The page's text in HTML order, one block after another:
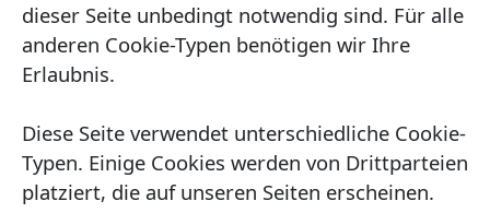
dieser Seite unbedingt notwendig sind. Für alle
anderen Cookie-Typen benötigen wir Ihre
Erlaubnis.
Diese Seite verwendet unterschiedliche Cookie-
Typen. Einige Cookies werden von Drittparteien
platziert, die auf unseren Seiten erscheinen.